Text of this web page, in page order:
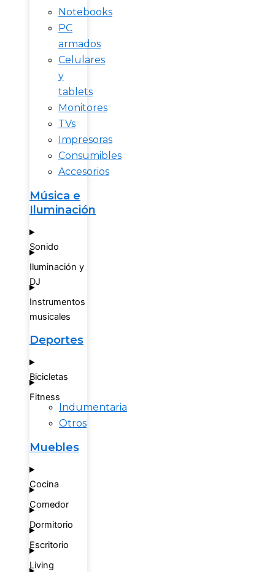
Notebooks
PC
armados
Celulares
y
tablets
Monitores
TVs
Impresoras
Consumibles
Accesorios
Música e
Iluminación
Sonido
Iluminación y
DJ
Instrumentos
musicales
Deportes
Bicicletas
Fitness
Indumentaria
Otros
Muebles
Cocina
Comedor
Dormitorio
Escritorio
Living